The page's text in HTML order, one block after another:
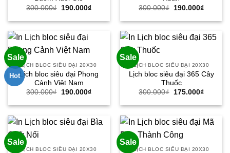
300.000₫
Giá
là:
190.000₫Giá
tại
190.000₫.
300.000₫
Giá
là:
190.000₫Giá
tại
Sale
Hot
LỊCH BLOC SIÊU ĐẠI 20X30
Lịch bloc siêu đại Phong
Cảnh Việt Nam
300.000₫
Giá
là:
190.000₫Giá
tại
190.000₫.
Sale
LỊCH BLOC SIÊU ĐẠI 20X30
Lịch bloc siêu đại 365 Cây
Thuốc
300.000₫
Giá
là:
175.000₫Giá
tại
Sale
LỊCH BLOC SIÊU ĐẠI 20X30
Sale
LỊCH BLOC SIÊU ĐẠI 20X30